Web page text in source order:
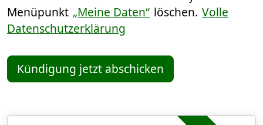
Menüpunkt „Meine Daten“ löschen. Volle
Datenschutzerklärung
Kündigung jetzt abschicken